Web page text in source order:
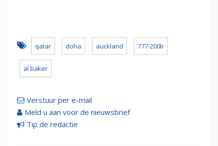
qatar doha auckland 777-200lr
al baker
Verstuur per e-mail
Meld u aan voor de nieuwsbrief
Tip de redactie